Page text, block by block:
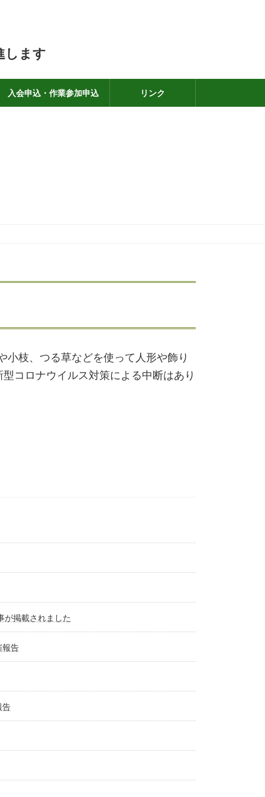
します
入会申込・作業参加申込 リンク
枝、つる草などを使って人形や飾り
コロナウイルス対策による中断はあり
が掲載されました
報告
告